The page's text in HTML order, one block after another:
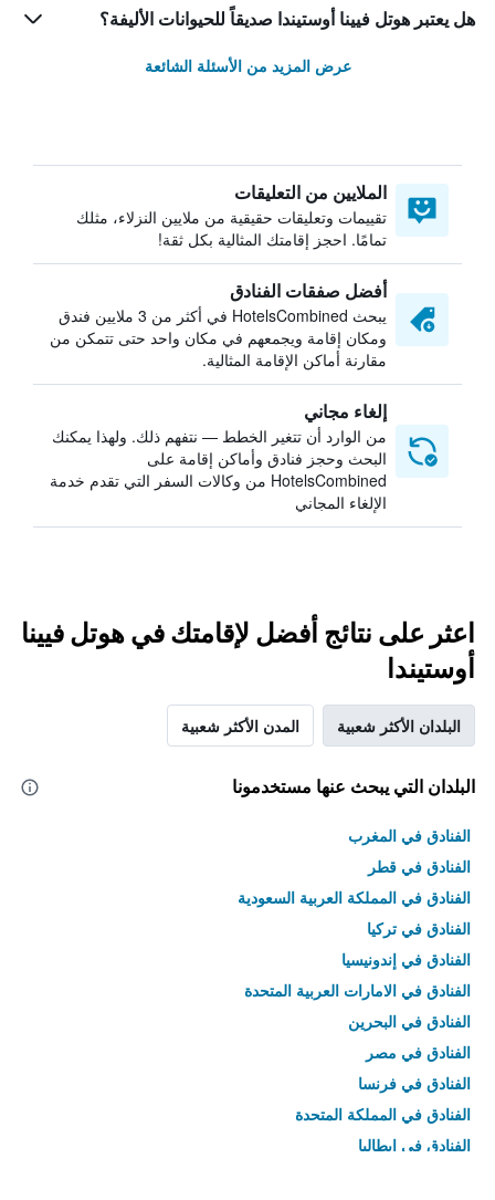
هل يعتبر هوتل فيينا أوستيندا صديقاً للحيوانات الأليفة؟
عرض المزيد من الأسئلة الشائعة
الملايين من التعليقات
تقييمات وتعليقات حقيقية من ملايين النزلاء، مثلك
تمامًا. احجز إقامتك المثالية بكل ثقة!
أفضل صفقات الفنادق
يبحث HotelsCombined في أكثر من 3 ملايين فندق
ومكان إقامة ويجمعهم في مكان واحد حتى تتمكن من
مقارنة أماكن الإقامة المثالية.
إلغاء مجاني
من الوارد أن تتغير الخطط — نتفهم ذلك. ولهذا يمكنك
البحث وحجز فنادق وأماكن إقامة على
HotelsCombined من وكالات السفر التي تقدم خدمة
الإلغاء المجاني
اعثر على نتائج أفضل لإقامتك في هوتل فيينا
أوستيندا
البلدان الأكثر شعبية المدن الأكثر شعبية
البلدان التي يبحث عنها مستخدمونا
الفنادق في المغرب
الفنادق في قطر
الفنادق في المملكة العربية السعودية
الفنادق في تركيا
الفنادق في إندونيسيا
الفنادق في الامارات العربية المتحدة
الفنادق في البحرين
الفنادق في مصر
الفنادق في فرنسا
الفنادق في المملكة المتحدة
الفنادق في إيطاليا